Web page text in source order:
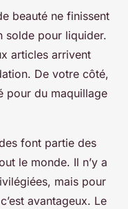
beauté ne finissent
solde pour liquider.
articles arrivent
De votre côté,
pour du maquillage
font partie des
le monde. Il n’y a
mais pour
avantageux. Le